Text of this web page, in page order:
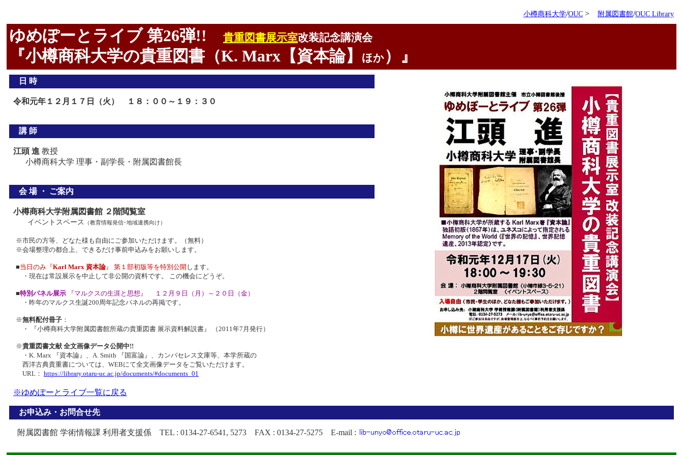
小樽商科大学/OUC > 附属図書館/OUC Library
ゆめぽーとライブ 第26弾!! 貴重図書展示室改装記念講演会
『小樽商科大学の貴重図書（K. Marx【資本論】 ほか）』
日 時
令和元年１２月１７日（火） １８：００～１９：３０
講 師
江頭 進 教授
小樽商科大学 理事・副学長・附属図書館長
会 場 ・ ご案内
小樽商科大学附属図書館 ２階閲覧室
イベントスペース （教育情報発信･地域連携向け）
※市民の方等、どなた様も自由にご参加いただけます。（無料）
※会場整理の都合上、できるだけ事前申込みをお願いします。
■当日のみ『Karl Marx 資本論』 第１部初版等を特別公開 します。
・現在は常設展示を中止して非公開の資料です。 この機会にどうぞ。
■特別パネル展示 『マルクスの生涯と思想』 １２月９日（月）～２０日（金）
・昨年のマルクス生誕200周年記念パネルの再掲です。
※無料配付冊子 ：
・ 『小樽商科大学附属図書館所蔵の貴重図書 展示資料解説書』 （2011年7月発行）
※貴重図書文献 全文画像データ公開中!!
・K. Marx 『資本論』、A. Smith 『国富論』、カンバセレス文庫等、本学所蔵の
西洋古典貴重書については、WEBにて全文画像データをご覧いただけます。
URL： https://library.otaru-uc.ac.jp/documents/#documents_01
※ゆめぽーとライブ一覧に戻る
お申込み・お問合せ先
附属図書館 学術情報課 利用者支援係 TEL : 0134-27-6541, 5273 FAX : 0134-27-5275 E-mail :